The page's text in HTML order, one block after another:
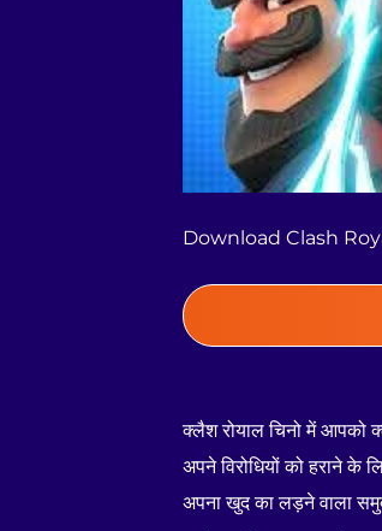
Download Clash
क्लैश रोयाल चिनो में आपको
अपने विरोधियों को हराने के
अपना खुद का लड़ने वाला